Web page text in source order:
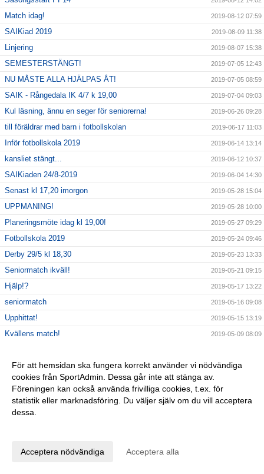
Match idag! 2019-08-12 07:59
SAIKiad 2019 2019-08-09 11:38
Linjering 2019-08-07 15:38
SEMESTERSTÄNGT! 2019-07-05 12:43
NU MÅSTE ALLA HJÄLPAS ÅT! 2019-07-05 08:59
SAIK - Rångedala IK 4/7 k 19,00 2019-07-04 09:03
Kul läsning, ännu en seger för seniorerna! 2019-06-26 09:28
till föräldrar med barn i fotbollskolan 2019-06-17 11:03
Inför fotbollskola 2019 2019-06-14 13:14
kansliet stängt... 2019-06-12 10:37
SAIKiaden 24/8-2019 2019-06-04 14:30
Senast kl 17,20 imorgon 2019-05-28 15:04
UPPMANING! 2019-05-28 10:00
Planeringsmöte idag kl 19,00! 2019-05-27 09:29
Fotbollskola 2019 2019-05-24 09:46
Derby 29/5 kl 18,30 2019-05-23 13:33
Seniormatch ikväll! 2019-05-21 09:15
Hjälp!? 2019-05-17 13:22
seniormatch 2019-05-16 09:08
Upphittat! 2019-05-15 13:19
Kvällens match! 2019-05-09 08:09
Stänger kl 12,00 2019-04-30 12:01
Mail 2019-04-29 14:21
Trötta på David Hellenius torra skämt och Thomas
Ravellis odugliga dansstil?
2019-04-26 12:32
För att hemsidan ska fungera korrekt använder vi nödvändiga
cookies från SportAdmin. Dessa går inte att stänga av.
Föreningen kan också använda frivilliga cookies, t.ex. för
statistik eller marknadsföring. Du väljer själv om du vill acceptera
dessa.
Acceptera nödvändiga Acceptera alla